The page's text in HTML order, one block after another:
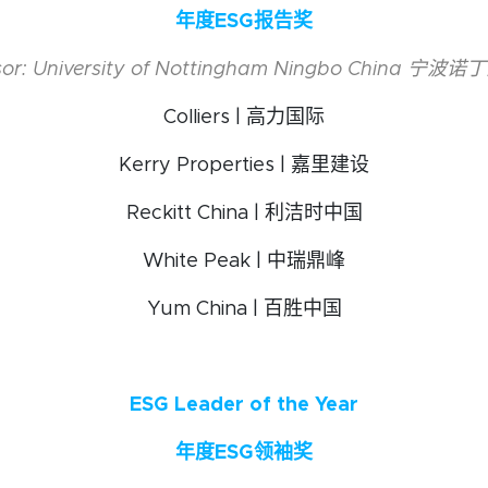
年度ESG报告奖
University of Nottingham Ningbo China 宁波诺丁
Colliers | 高力国际
Kerry Properties | 嘉里建设
Reckitt China | 利洁时中国
White Peak | 中瑞鼎峰
Yum China | 百胜中国
ESG Leader of the Year
年度ESG领袖奖